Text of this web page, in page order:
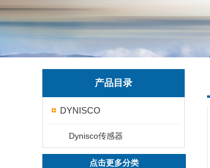
产品目录
DYNISCO
Dynisco传感器
点击更多分类